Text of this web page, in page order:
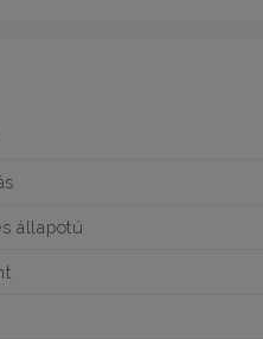
állapotú